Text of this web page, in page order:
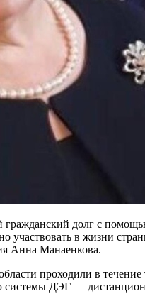
долг с
в жизни
Анна Манаенкова.
проходили в
ДЭГ —